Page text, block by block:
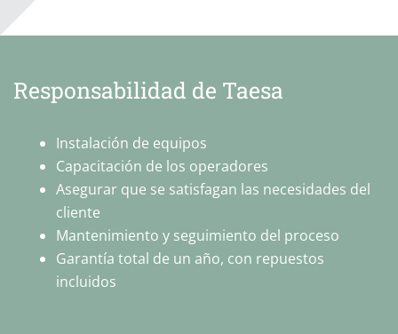
Responsabilidad de Taesa
Instalación de equipos
Capacitación de los operadores
Asegurar que se satisfagan las necesidades del
cliente
Mantenimiento y seguimiento del proceso
Garantía total de un año, con repuestos
incluidos